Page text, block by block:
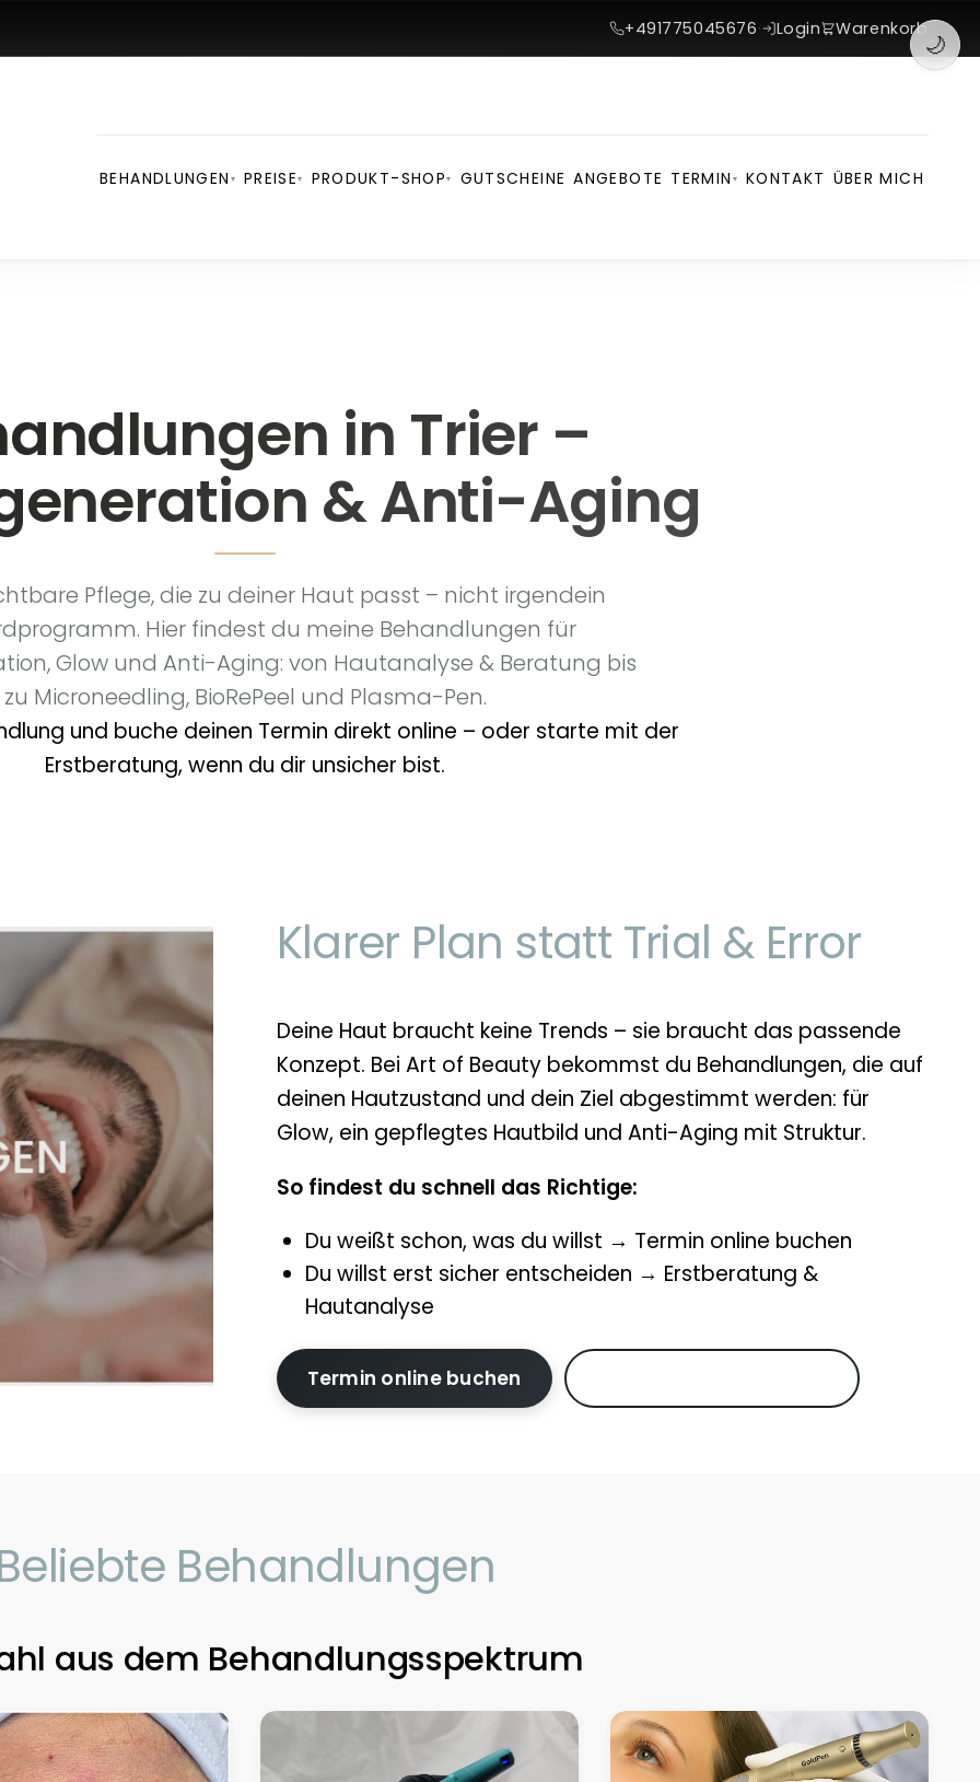
+491775045676· Login Warenkorb
BEHANDLUNGEN ▾ PREISE▾ PRODUKT-SHOP▾ GUTSCHEINE ANGEBOTE TERMIN ▾ KONTAKT ÜBER MICH
in Trier –
& Anti-Aging
Pflege, die zu deiner Haut passt – nicht irgendein
Hier findest du meine Behandlungen für
Glow und Anti-Aging: von Hautanalyse & Beratung bis
zu Microneedling, BioRePeel und Plasma-Pen.
und buche deinen Termin direkt online – oder starte mit der
Erstberatung, wenn du dir unsicher bist.
Klarer Plan statt Trial & Error
Deine Haut braucht keine Trends – sie braucht das passende
Konzept. Bei Art of Beauty bekommst du Behandlungen, die auf
deinen Hautzustand und dein Ziel abgestimmt werden: für
Glow, ein gepflegtes Hautbild und Anti-Aging mit Struktur.
So findest du schnell das Richtige:
Du weißt schon, was du willst → Termin online buchen
Du willst erst sicher entscheiden → Erstberatung &
Hautanalyse
Termin online buchen
Behandlungen
aus dem Behandlungsspektrum
🌙